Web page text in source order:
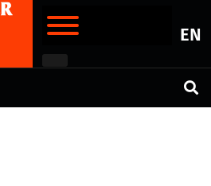
EN